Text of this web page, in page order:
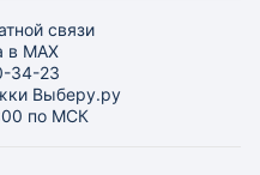
связи
MAX
34-23
Выберу.ру
по МСК